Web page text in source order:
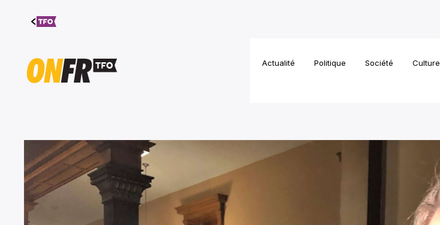
Aller au
contenu
Actualité Politique Société Culture